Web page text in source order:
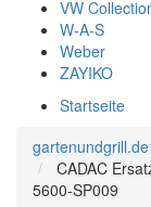
VW
W-A-S
Weber
ZAYIKO
Startseite
gartenundgrill.de
CADAC
5600-SP009